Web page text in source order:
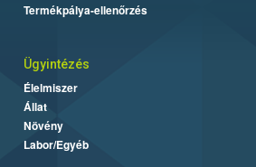
Termékpálya-ellenőrzés
Ügyintézés
Élelmiszer
Állat
Növény
Labor/Egyéb